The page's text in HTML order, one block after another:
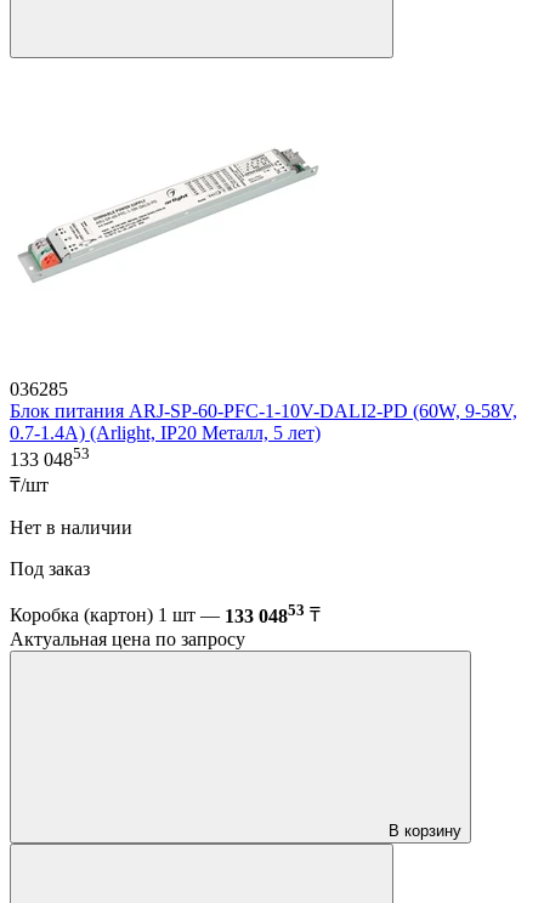
036285
Блок питания ARJ-SP-60-PFC-1-10V-DALI2-PD (60W, 9-58V,
0.7-1.4A) (Arlight, IP20 Металл, 5 лет)
133 04853
₸/шт
Нет в наличии
Под заказ
Коробка (картон) 1 шт — 133 04853 ₸
Актуальная цена по запросу
В корзину